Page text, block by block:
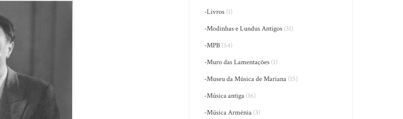
-Livros (1)
-Modinhas e Lundus Antigos (31)
-MPB (54)
-Muro das Lamentações (1)
-Museu da Música de Mariana (15)
-Música antiga (16)
-Música Armênia (3)